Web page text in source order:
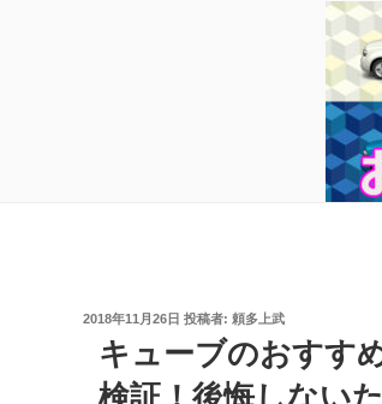
投
2018年11月26日 投稿者: 頼多上武
キューブのおすす
検証！後悔しない